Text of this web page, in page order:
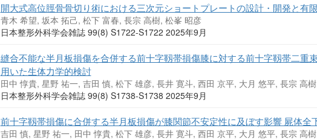
開大式高位脛骨骨切り術における三次元ショートプレートの設計・開発と有
青木 希望, 坂本 拓己, 松下 富春, 長宗 高樹, 松峯 昭彦
日本整形外科学会雑誌 99(8) S1722-S1722 2025年9月
縫合不能な半月板損傷を合併する前十字靱帯損傷膝に対する前十字靱帯二重
用いた生体力学的検討
田中 惇貴, 星野 祐一, 吉田 慎, 松下 雄彦, 長井 寛斗, 西田 京平, 大月 悠平, 長宗 高
日本整形外科学会雑誌 99(8) S1738-S1738 2025年9月
前十字靱帯損傷に合併する半月板損傷が膝関節不安定性に及ぼす影響 屍体全
吉田 慎, 星野 祐一, 田中 惇貴, 松下 雄彦, 長井 寛斗, 西田 京平, 大月 悠平, 長宗 高